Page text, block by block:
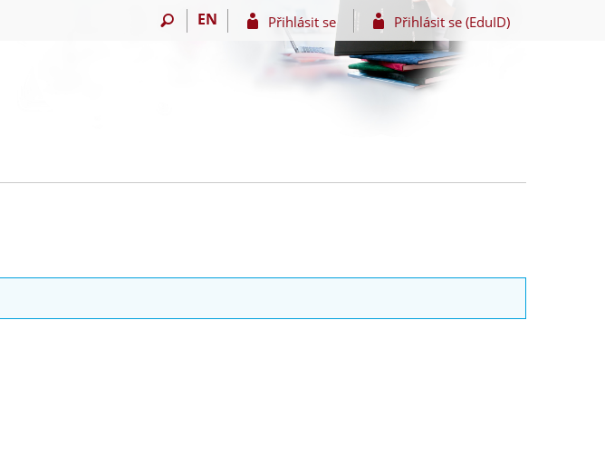
EN Přihlásit se Přihlásit se (EduID)